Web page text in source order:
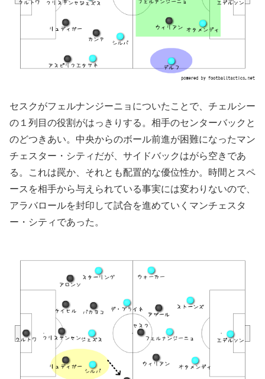
セスクがフェルナンジーニョについたことで、チェルシー
の１列目の役割がはっきりする。相手のセンターバックと
のどつきあい。中央からのボール前進が困難になったマン
チェスター・シティだが、サイドバックはがら空きであ
る。これは罠か、それとも配置的な優位性か。時間とスペ
ースを相手から与えられている事実には変わりないので、
アラバロールを封印して試合を進めていくマンチェスタ
ー・シティであった。